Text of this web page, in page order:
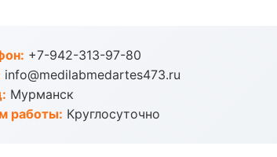
+7-942-313-97-80
info@medilabmedartes473.ru
Мурманск
работы: Круглосуточно